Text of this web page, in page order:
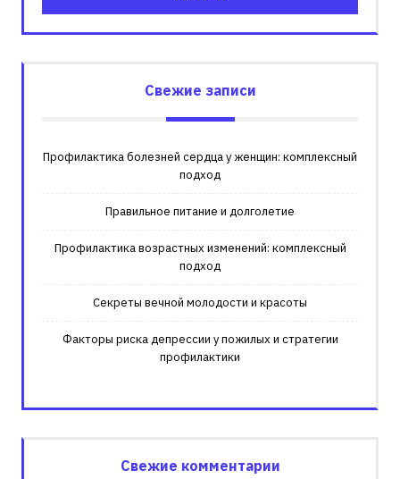
Свежие записи
Профилактика болезней сердца у женщин: комплексный
подход
Правильное питание и долголетие
Профилактика возрастных изменений: комплексный
подход
Секреты вечной молодости и красоты
Факторы риска депрессии у пожилых и стратегии
профилактики
Свежие комментарии